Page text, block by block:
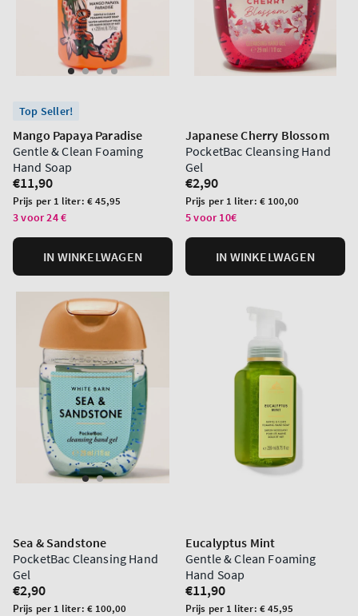
Top Seller!
Mango Papaya Paradise
Gentle & Clean Foaming
Hand Soap
Normale
prijs
€11,90
Prijs
per
Prijs per 1 liter: € 45,95
3 voor 24 €
IN WINKELWAGEN
Japanese Cherry Blossom
PocketBac Cleansing Hand
Gel
Normale
prijs
€2,90
Prijs
per
Prijs per 1 liter: € 100,00
5 voor 10€
IN WINKELWAGEN
Sea & Sandstone
PocketBac Cleansing Hand
Gel
Normale
prijs
€2,90
Prijs
Prijs per 1 liter: € 100,00
Eucalyptus Mint
Gentle & Clean Foaming
Hand Soap
Normale
prijs
€11,90
Prijs
Prijs per 1 liter: € 45,95